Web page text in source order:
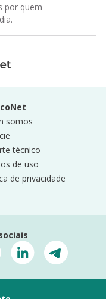
por quem
somos
técnico
de uso
de privacidade